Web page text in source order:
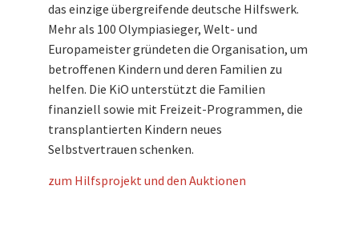
das einzige übergreifende deutsche Hilfswerk.
Mehr als 100 Olympiasieger, Welt- und
Europameister gründeten die Organisation, um
betroffenen Kindern und deren Familien zu
helfen. Die KiO unterstützt die Familien
finanziell sowie mit Freizeit-Programmen, die
transplantierten Kindern neues
Selbstvertrauen schenken.
zum Hilfsprojekt und den Auktionen